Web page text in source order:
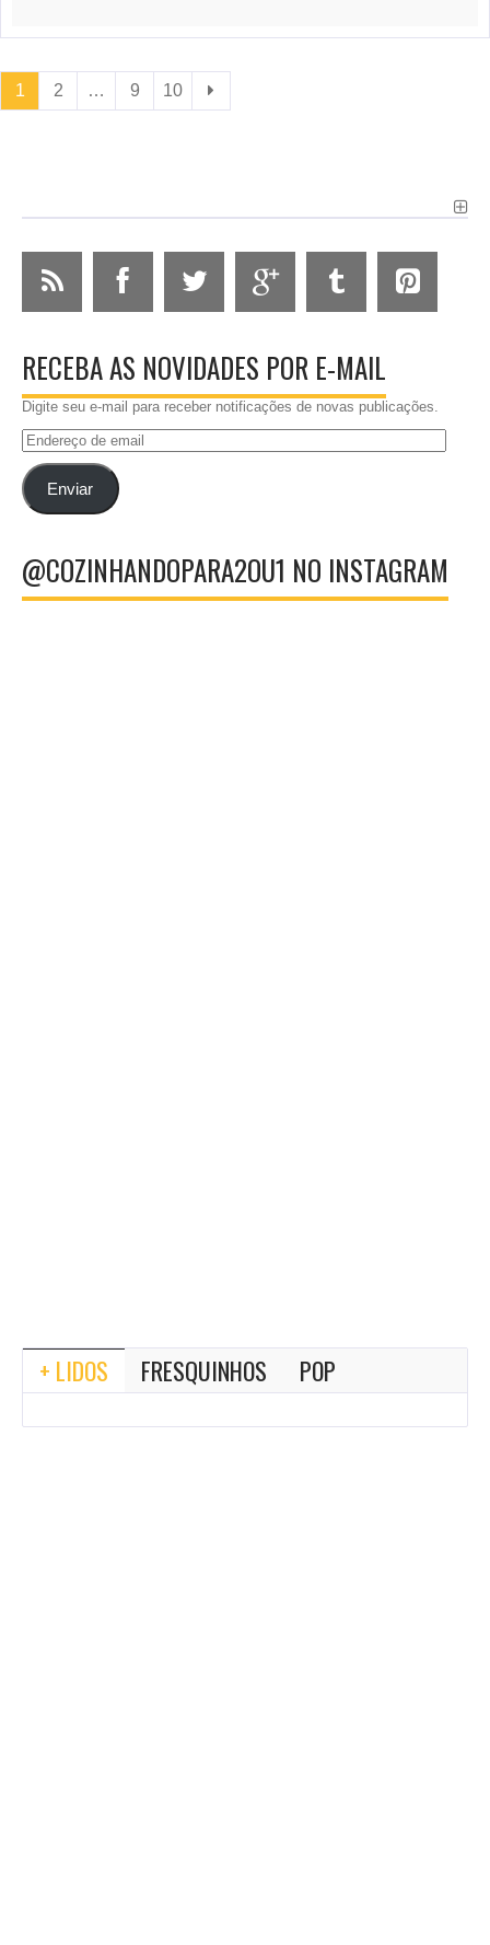
1 2 … 9 10
RECEBA AS NOVIDADES POR E-MAIL
Digite seu e-mail para receber notificações de novas publicações.
Endereço
emailEnviar
@COZINHANDOPARA2OU1 NO INSTAGRAM
+ LIDOS FRESQUINHOS POP